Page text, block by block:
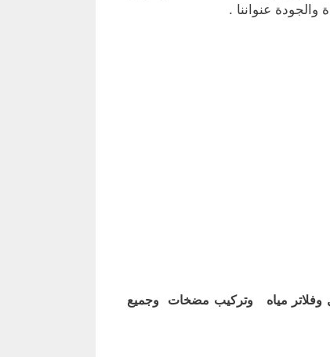
عنواننا .
وفلاتر مياه وتركيب مضخات وجميع